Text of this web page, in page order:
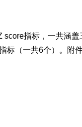
指标，一共涵
标（一共6个）。
附